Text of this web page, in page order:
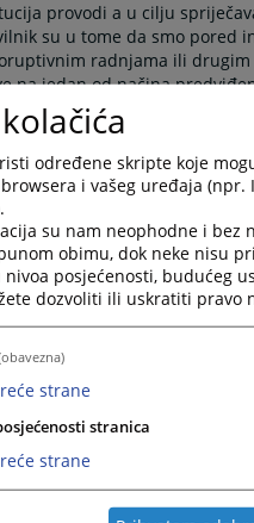
provodi a u cilju
su u tome da smo pored
radnjama ili
na jedan od načina
da ukoliko imaju bilo kakva
suda u Sarajevu da
određene skripte koje
i vašeg uređaja
su nam neophodne i bez
obimu, dok neke nisu
posjećenosti, budućeg
dozvoliti ili uskratiti pravo
strane
stranica
strane